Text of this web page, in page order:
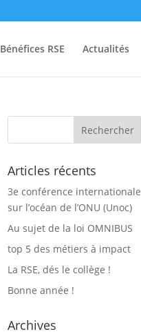
Bénéfices RSE Actualités
Articles récents
3e conférence internationale
sur l’océan de l’ONU (Unoc)
Au sujet de la loi OMNIBUS
top 5 des métiers à impact
La RSE, dés le collège !
Bonne année !
Archives